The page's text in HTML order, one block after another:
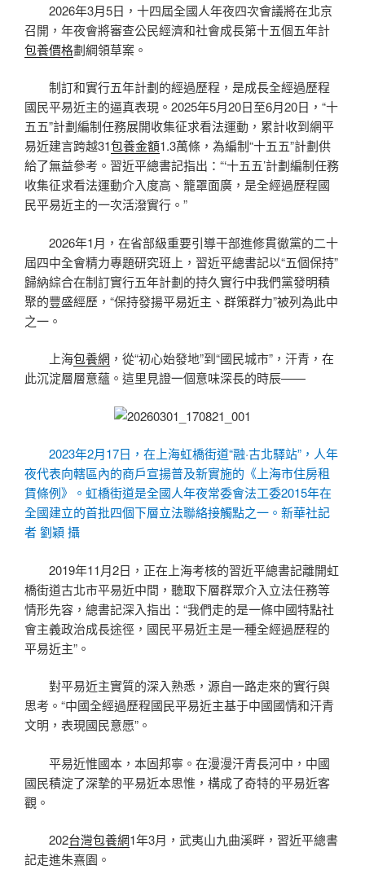
2026年3月5日，十四屆全國人年夜四次會議將在北京
召開，年夜會將審查公民經濟和社會成長第十五個五年計
包養價格劃綱領草案。
制訂和實行五年計劃的經過歷程，是成長全經過歷程
國民平易近主的逼真表現。2025年5月20日至6月20日，“十
五五”計劃編制任務展開收集征求看法運動，累計收到網平
易近建言跨越31包養金額1.3萬條，為編制“十五五”計劃供
給了無益參考。習近平總書記指出：“‘十五五’計劃編制任務
收集征求看法運動介入度高、籠罩面廣，是全經過歷程國
民平易近主的一次活潑實行。”
2026年1月，在省部級重要引導干部進修貫徹黨的二十
屆四中全會精力專題研究班上，習近平總書記以“五個保持”
歸納綜合在制訂實行五年計劃的持久實行中我們黨發明積
聚的豐盛經歷，“保持發揚平易近主、群策群力”被列為此中
之一。
上海包養網 ，從“初心始發地”到“國民城市”，汗青，在
此沉淀層層意蘊。這里見證一個意味深長的時辰——
2023年2月17日，在上海虹橋街道“融·古北驛站”，人年
夜代表向轄區內的商戶宣揚普及新實施的《上海市住房租
賃條例》。虹橋街道是全國人年夜常委會法工委2015年在
全國建立的首批四個下層立法聯絡接觸點之一。新華社記
者 劉穎 攝
2019年11月2日，正在上海考核的習近平總書記離開虹
橋街道古北市平易近中間，聽取下層群眾介入立法任務等
情形先容，總書記深入指出：“我們走的是一條中國特點社
會主義政治成長途徑，國民平易近主是一種全經過歷程的
平易近主”。
對平易近主實質的深入熟悉，源自一路走來的實行與
思考。“中國全經過歷程國民平易近主基于中國國情和汗青
文明，表現國民意愿”。
平易近惟國本，本固邦寧。在漫漫汗青長河中，中國
國民積淀了深摯的平易近本思惟，構成了奇特的平易近客
觀。
202台灣包養網1年3月，武夷山九曲溪畔，習近平總書
記走進朱熹園。